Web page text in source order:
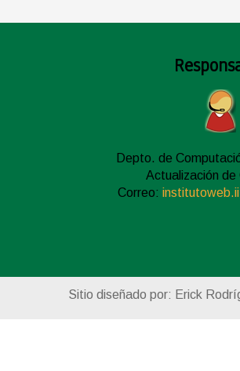
Depto. de
Actualización de
Correo:
Sitio diseñado por: Erick